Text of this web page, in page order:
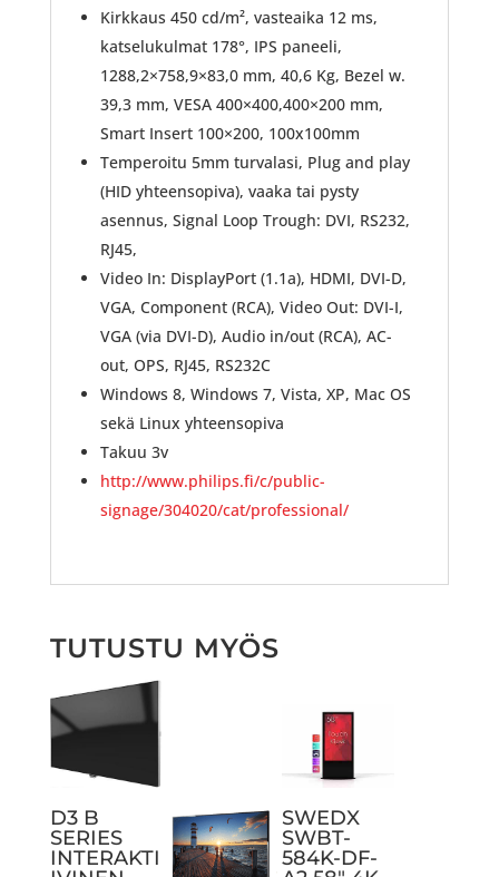
Kirkkaus 450 cd/m², vasteaika 12 ms,
katselukulmat 178°, IPS paneeli,
1288,2×758,9×83,0 mm, 40,6 Kg, Bezel w.
39,3 mm, VESA 400×400,400×200 mm,
Smart Insert 100×200, 100x100mm
Temperoitu 5mm turvalasi, Plug and play
(HID yhteensopiva), vaaka tai pysty
asennus, Signal Loop Trough: DVI, RS232,
RJ45,
Video In: DisplayPort (1.1a), HDMI, DVI-D,
VGA, Component (RCA), Video Out: DVI-I,
VGA (via DVI-D), Audio in/out (RCA), AC-
out, OPS, RJ45, RS232C
Windows 8, Windows 7, Vista, XP, Mac OS
sekä Linux yhteensopiva
Takuu 3v
http://www.philips.fi/c/public-
signage/304020/cat/professional/
TUTUSTU MYÖS
D3 B
SERIES
INTERAKTI
SWEDX
SWBT-
584K-DF-